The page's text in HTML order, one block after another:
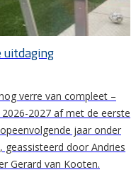
uitdaging
verre van compleet –
2027 af met de eerste
jaar onder
geassisteerd door Andries
Gerard van Kooten.